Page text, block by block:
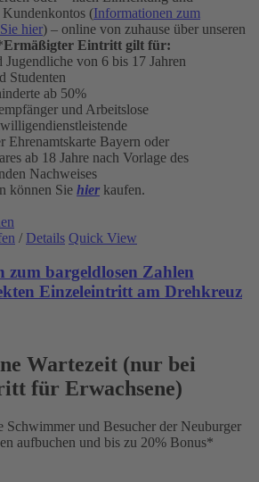
(Informationen zum
hier) – online von zuhause über unseren
Ermäßigter Eintritt gilt für:
Jugendliche von 6 bis 17 Jahren
Studenten
ab 50%
und Arbeitslose
Ehrenamtskarte Bayern oder
ab 18 Jahre nach Vorlage des
Nachweises
können Sie hier kaufen.
/ Details Quick View
zum bargeldlosen Zahlen
Einzeleintritt am Drehkreuz
Wartezeit (nur bei
für Erwachsene)
Schwimmer und Besucher der Neuburger
aufbuchen und bis zu 20% Bonus*